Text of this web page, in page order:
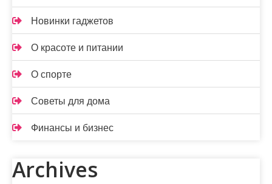
Новинки гаджетов
О красоте и питании
О спорте
Советы для дома
Финансы и бизнес
Archives